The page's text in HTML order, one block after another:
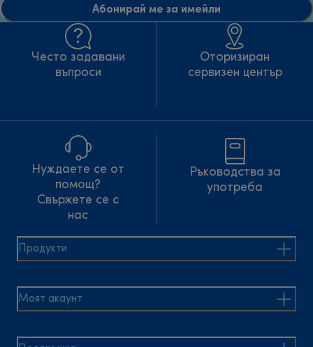
Абонирай ме за имейли
Често задавани
въпроси
Оторизиран
сервизен център
Нуждаете се от
помощ?
Свържете се с
нас
Ръководства за
употреба
Продукти
Моят акаунт